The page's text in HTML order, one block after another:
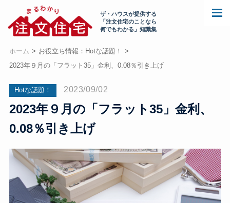
ザ・ハウスが提供する
「注文住宅のことなら
何でもわかる」知識集
ホーム
お役立ち情報：Hotな話題！
2023年９月の「フラット35」金利、0.08％引き上げ
Hotな話題！ 2023/09/02
2023年９月の「フラット35」金利、
0.08％引き上げ